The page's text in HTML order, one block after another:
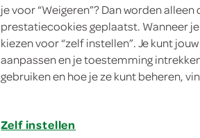
je voor “Weigeren”? Dan worden
prestatiecookies geplaatst. Wanneer
kiezen voor “zelf instellen”. Je kunt
aanpassen en je toestemming
gebruiken en hoe je ze kunt beheren,
Zelf instellen